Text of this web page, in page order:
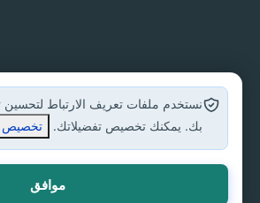
نستخدم ملفات تعريف الارتباط لتحسين
بك. يمكنك تخصيص تفضيلاتك.
تخصيص
موافق